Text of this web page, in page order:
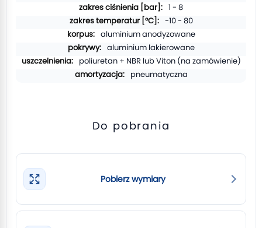
1 - 8
-10 - 80
aluminium anodyzowane
aluminium lakierowane
poliuretan + NBR lub Viton (na zamówienie)
pneumatyczna
Do pobrania
Pobierz wymiary